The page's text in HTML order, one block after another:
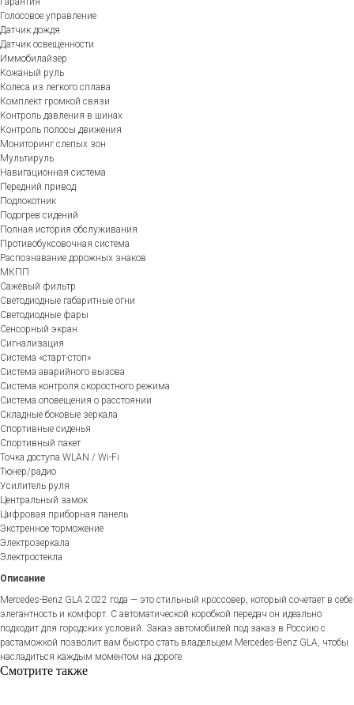
Голосовое управление
Датчик дождя
Датчик освещенности
Иммобилайзер
Кожаный руль
Колеса из легкого сплава
Комплект громкой связи
Контроль давления в шинах
Контроль полосы движения
Мониторинг слепых зон
Мультируль
Навигационная система
Передний привод
Подлокотник
Подогрев сидений
Полная история обслуживания
Противобуксовочная система
Распознавание дорожных знаков
МКПП
Сажевый фильтр
Светодиодные габаритные огни
Светодиодные фары
Сенсорный экран
Сигнализация
Система «старт-стоп»
Система аварийного вызова
Система контроля скоростного режима
Система оповещения о расстоянии
Складные боковые зеркала
Спортивные сиденья
Спортивный пакет
Точка доступа WLAN / Wi-Fi
Тюнер/радио
Усилитель руля
Центральный замок
Цифровая приборная панель
Экстренное торможение
Электрозеркала
Электростекла
Описание
Mercedes-Benz GLA 2022 года — это стильный кроссовер, который сочетает в себе
элегантность и комфорт. С автоматической коробкой передач он идеально
подходит для городских условий. Заказ автомобилей под заказ в Россию с
растаможкой позволит вам быстро стать владельцем Mercedes-Benz GLA, чтобы
насладиться каждым моментом на дороге.
Смотрите также